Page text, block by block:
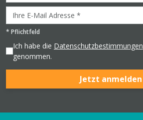
* Pflichtfeld
Ich habe die Datenschutzbestimmungen
genommen.
Jetzt anmelden